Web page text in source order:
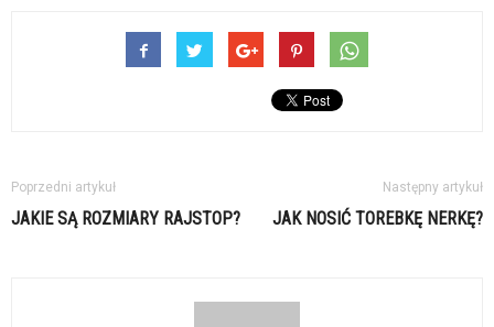
Poprzedni artykuł
JAKIE SĄ ROZMIARY RAJSTOP?
Następny artykuł
JAK NOSIĆ TOREBKĘ NERKĘ?